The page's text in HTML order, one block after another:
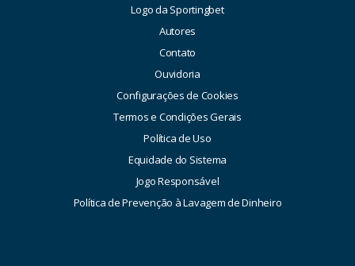
Logo da Sportingbet
Autores
Contato
Ouvidoria
Configurações de Cookies
Termos e Condições Gerais
Política de Uso
Equidade do Sistema
Jogo Responsável
Política de Prevenção à Lavagem de Dinheiro